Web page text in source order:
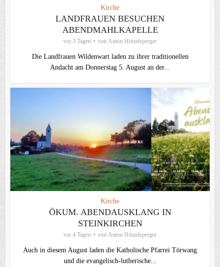
Kirche
LANDFRAUEN BESUCHEN
ABENDMAHLKAPELLE
vor 3 Tagen von Anton Hötzelsperger
Die Landfrauen Wildenwart laden zu ihrer traditionellen
Andacht am Donnerstag 5. August an der...
Kirche
ÖKUM. ABENDAUSKLANG IN
STEINKIRCHEN
vor 4 Tagen von Anton Hötzelsperger
Auch in diesem August laden die Katholische Pfarrei Törwang
und die evangelisch‑lutherische...